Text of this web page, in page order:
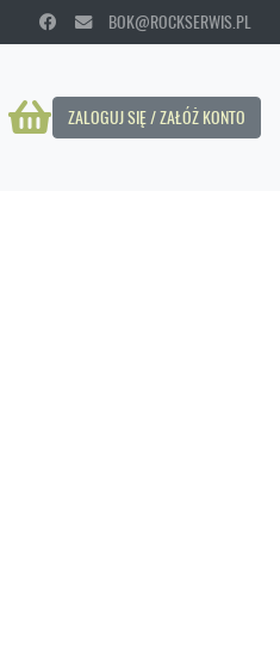
BOK@ROCKSERWIS.PL
ZALOGUJ SIĘ / ZAŁÓŻ KONTO